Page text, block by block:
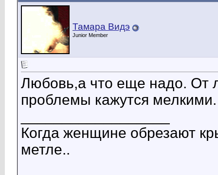
Тамара Видэ
Junior Member
Любовь,а что еще надо. От
проблемы кажутся мелкими.
Когда женщине обрезают
метле..